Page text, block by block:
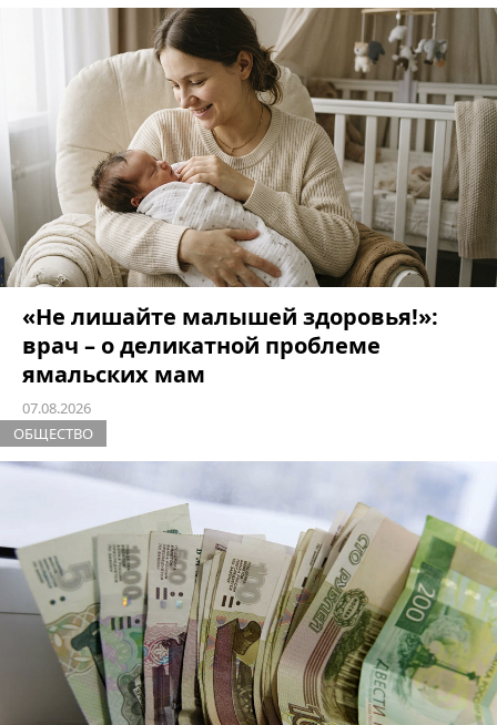
«Не лишайте малышей здоровья!»:
врач – о деликатной проблеме
ямальских мам
07.08.2026
ОБЩЕСТВО